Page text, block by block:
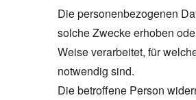
Die personenbezogenen
solche Zwecke erhoben
Weise verarbeitet, für
notwendig sind.
Die betroffene Person